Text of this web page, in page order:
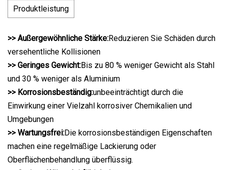
Produktleistung
>> Außergewöhnliche Stärke:Reduzieren Sie Schäden durch
versehentliche Kollisionen
>> Geringes Gewicht:Bis zu 80 % weniger Gewicht als Stahl
und 30 % weniger als Aluminium
>> Korrosionsbeständig:unbeeinträchtigt durch die
Einwirkung einer Vielzahl korrosiver Chemikalien und
Umgebungen
>> Wartungsfrei:Die korrosionsbeständigen Eigenschaften
machen eine regelmäßige Lackierung oder
Oberflächenbehandlung überflüssig.